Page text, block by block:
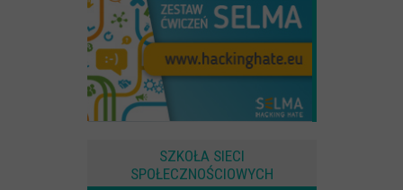
SZKOŁA SIECI
SPOŁECZNOŚCIOWYCH